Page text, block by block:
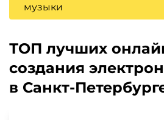
музыки
ТОП лучших
создания
в Санкт-